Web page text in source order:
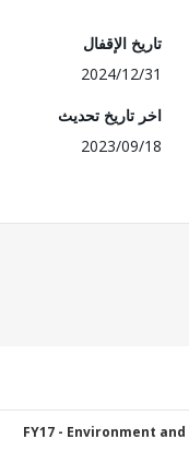
تاريخ الإقفال
2024/12/31
اخر تاريخ تحديث
2023/09/18
FY17 - Environment